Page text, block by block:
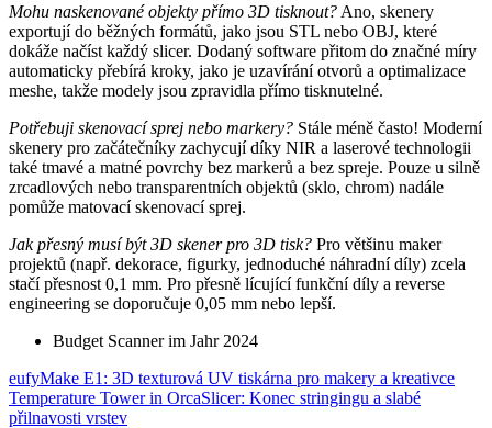
Mohu naskenované objekty přímo 3D tisknout? Ano, skenery
exportují do běžných formátů, jako jsou STL nebo OBJ, které
dokáže načíst každý slicer. Dodaný software přitom do značné míry
automaticky přebírá kroky, jako je uzavírání otvorů a optimalizace
meshe, takže modely jsou zpravidla přímo tisknutelné.
Potřebuji skenovací sprej nebo markery? Stále méně často! Moderní
skenery pro začátečníky zachycují díky NIR a laserové technologii
také tmavé a matné povrchy bez markerů a bez spreje. Pouze u silně
zrcadlových nebo transparentních objektů (sklo, chrom) nadále
pomůže matovací skenovací sprej.
Jak přesný musí být 3D skener pro 3D tisk? Pro většinu maker
projektů (např. dekorace, figurky, jednoduché náhradní díly) zcela
stačí přesnost 0,1 mm. Pro přesně lícující funkční díly a reverse
engineering se doporučuje 0,05 mm nebo lepší.
Budget Scanner im Jahr 2024
eufyMake E1: 3D texturová UV tiskárna pro makery a kreativce
Temperature Tower in OrcaSlicer: Konec stringingu a slabé
přilnavosti vrstev